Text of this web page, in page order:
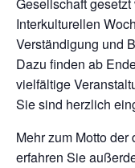
Interkulturellen
Verständigung und
Dazu finden ab
vielfältige
Sie sind herzlich
Mehr zum Motto
erfahren Sie